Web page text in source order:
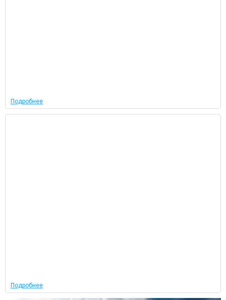
Подробнее
Подробнее